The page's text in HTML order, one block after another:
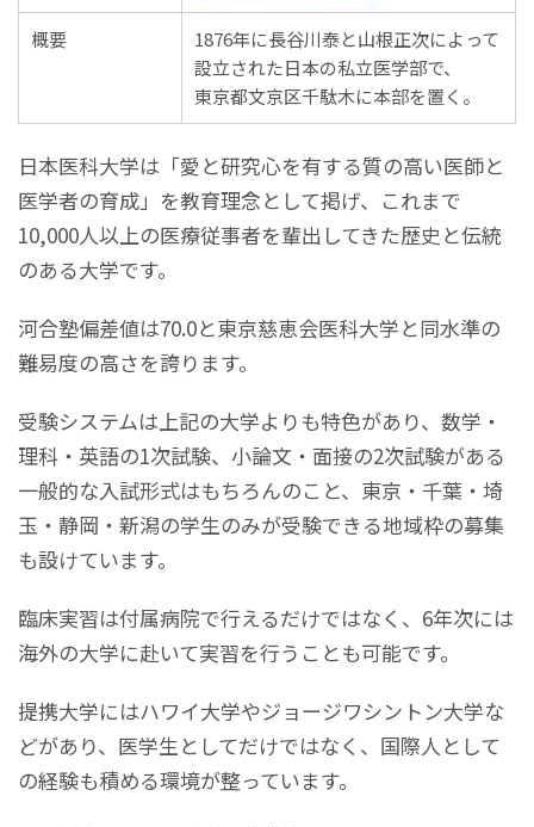
概要
1876年に長谷川泰と山根正次によって
設立された日本の私立医学部で、
東京都文京区千駄木に本部を置く。
日本医科大学は「愛と研究心を有する質の高い医師と
医学者の育成」を教育理念として掲げ、これまで
10,000人以上の医療従事者を輩出してきた歴史と伝統
のある大学です。
河合塾偏差値は70.0と東京慈恵会医科大学と同水準の
難易度の高さを誇ります。
受験システムは上記の大学よりも特色があり、数学・
理科・英語の1次試験、小論文・面接の2次試験がある
一般的な入試形式はもちろんのこと、東京・千葉・埼
玉・静岡・新潟の学生のみが受験できる地域枠の募集
も設けています。
臨床実習は付属病院で行えるだけではなく、6年次には
海外の大学に赴いて実習を行うことも可能です。
提携大学にはハワイ大学やジョージワシントン大学な
どがあり、医学生としてだけではなく、国際人として
の経験も積める環境が整っています。